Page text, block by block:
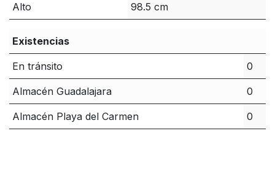
Alto 98.5 cm
Existencias
En tránsito 0
Almacén Guadalajara 0
Almacén Playa del Carmen 0